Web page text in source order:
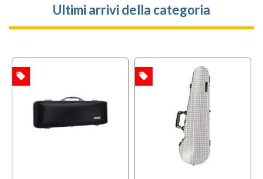
Ultimi arrivi della categoria
local_offer local_offer